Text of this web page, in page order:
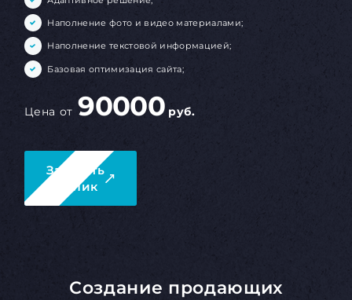
Наполнение фото и видео материалами;
Наполнение текстовой информацией;
Базовая оптимизация сайта;
Цена от 90000 руб.
Заказать
в 1 клик
Создание продающих